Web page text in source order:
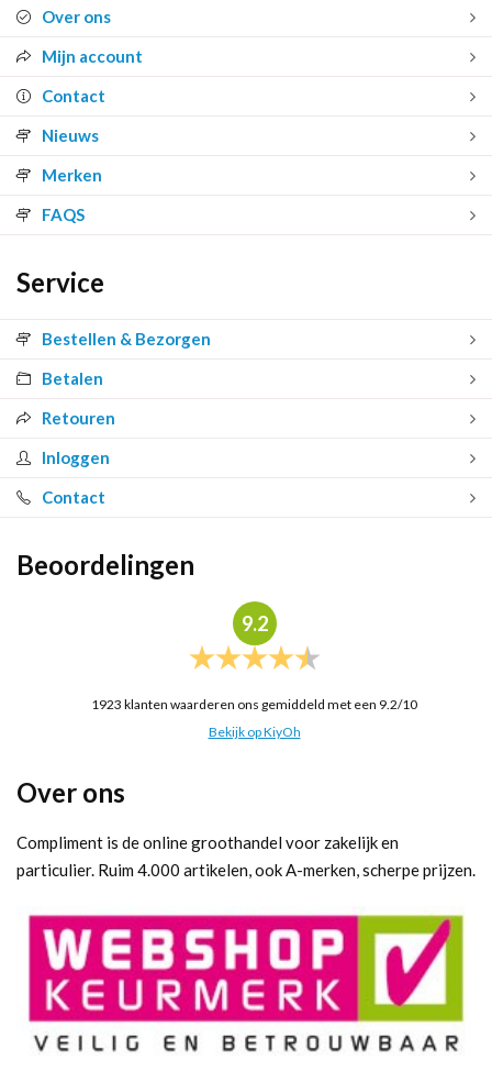
Over ons
Mijn account
Contact
Nieuws
Merken
FAQS
Service
Bestellen & Bezorgen
Betalen
Retouren
Inloggen
Contact
Beoordelingen
9.2
1923 klanten waarderen ons gemiddeld met een 9.2/10
Bekijk op KiyOh
Over ons
Compliment is de online groothandel voor zakelijk en
particulier. Ruim 4.000 artikelen, ook A-merken, scherpe prijzen.